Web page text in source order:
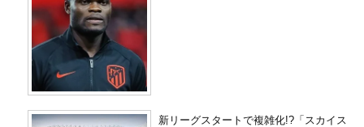
新リーグスタートで複雑化!?「スカイス